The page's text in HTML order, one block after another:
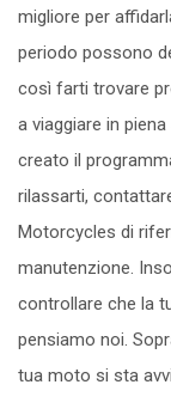
migliore per
periodo possono
così farti trovare
a viaggiare in
creato il
rilassarti,
Motorcycles di
manutenzione.
controllare che la
pensiamo noi.
tua moto si sta